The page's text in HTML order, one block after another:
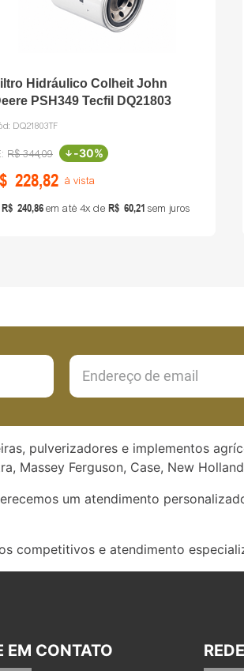
Hidráulico Colheit John
PSH349 Tecfil DQ21803
DQ21803TF
R$344,09 -30%
228,82 à vista
R$ 240,86em até 4 de R$ 60,21 sem juros
pulverizadores e implementos
Massey Ferguson, Case, New
um atendimento
competitivos e atendimento
EM CONTATO